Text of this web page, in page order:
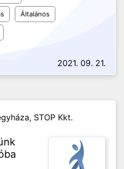
Általános
2021. 09. 21.
STOP Kkt.